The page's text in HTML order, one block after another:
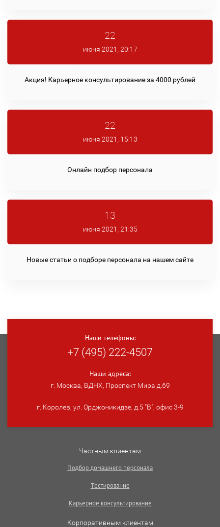
22
июня 2021, 20:17
Акция! Карьерное консультирование за 4000 рублей
22
июня 2021, 15:13
Онлайн подбор персонала
13
июня 2021, 21:35
Новые статьи о подборе персонала на нашем сайте
Наши телефоны:
+7 (495) 222-4507
Наши адреса:
г. Москва, ВДНХ, Проспект Мира д.69
г. Королев, ул. Орджоникидзе, д.5 "В", офис 3-9
Частным клиентам
Подбор домашнего персонала
Тестирование
Карьерное консультирование
Корпоративным клиентам